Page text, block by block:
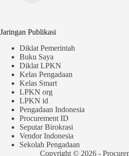
Jaringan Publikasi
Diklat Pemerintah
Buku Saya
Diklat LPKN
Kelas Pengadaan
Kelas Smart
LPKN org
LPKN id
Pengadaan Indonesia
Procurement ID
Seputar Birokrasi
Vendor Indonesia
Sekolah Pengadaan
Copyright © 2026 -